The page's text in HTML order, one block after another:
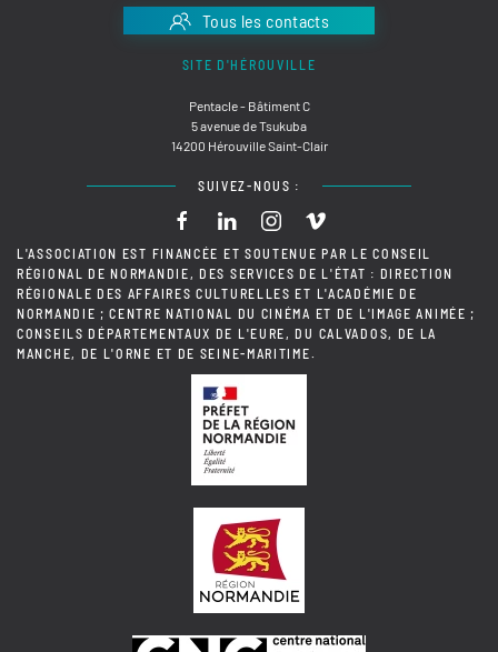
Tous les contacts
SITE D'HÉROUVILLE
Pentacle - Bâtiment C
5 avenue de Tsukuba
14200 Hérouville Saint-Clair
SUIVEZ-NOUS :
L'ASSOCIATION EST FINANCÉE ET SOUTENUE PAR LE CONSEIL
RÉGIONAL DE NORMANDIE, DES SERVICES DE L'ÉTAT : DIRECTION
RÉGIONALE DES AFFAIRES CULTURELLES ET L'ACADÉMIE DE
NORMANDIE ; CENTRE NATIONAL DU CINÉMA ET DE L'IMAGE ANIMÉE ;
CONSEILS DÉPARTEMENTAUX DE L'EURE, DU CALVADOS, DE LA
MANCHE, DE L'ORNE ET DE SEINE-MARITIME.